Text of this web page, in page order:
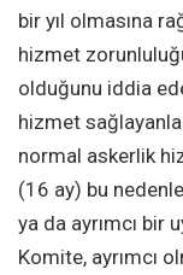
bir yıl olmasına
hizmet
olduğunu iddia
hizmet
normal askerlik
(16 ay) bu
ya da ayrımcı bir
Komite, ayrımcı